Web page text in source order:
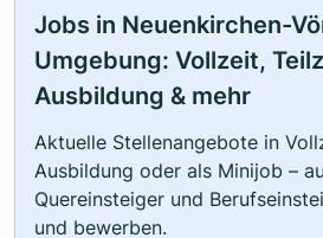
Jobs in Neuenkirchen-
Umgebung: Vollzeit,
Ausbildung & mehr
Aktuelle Stellenangebote in
Ausbildung oder als Minijob –
Quereinsteiger und
und bewerben.